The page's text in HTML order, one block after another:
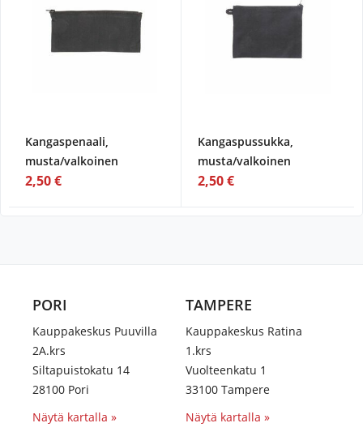
Kangaspenaali,
musta/valkoinen
2,50 €
Kangaspussukka,
musta/valkoinen
2,50 €
PORI
Kauppakeskus Puuvilla
2A.krs
Siltapuistokatu 14
28100 Pori
Näytä kartalla »
TAMPERE
Kauppakeskus Ratina
1.krs
Vuolteenkatu 1
33100 Tampere
Näytä kartalla »